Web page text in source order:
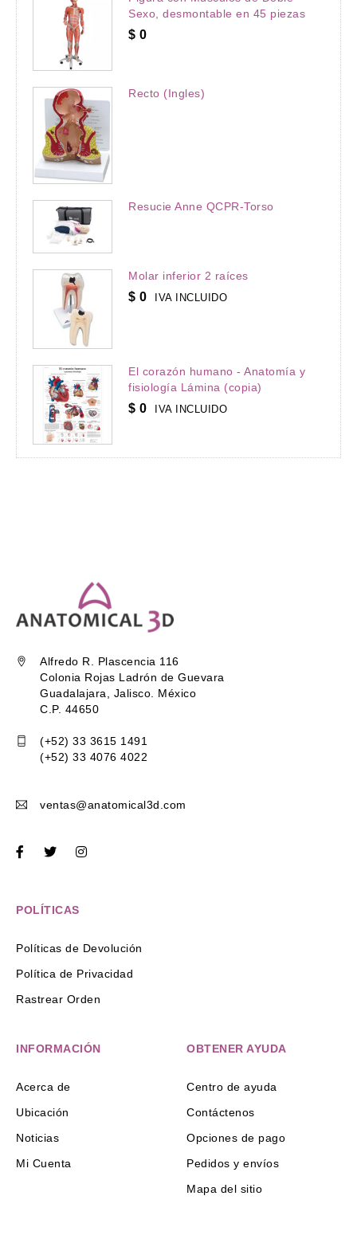
Sexo, desmontable en 45 piezas
$ 0
Recto (Ingles)
Resucie Anne QCPR-Torso
Molar inferior 2 raíces
$ 0 IVA INCLUIDO
El corazón humano - Anatomía y
fisiología Lámina (copia)
$ 0 IVA INCLUIDO
Alfredo R. Plascencia 116
Colonia Rojas Ladrón de Guevara
Guadalajara, Jalisco. México
C.P. 44650
(+52) 33 3615 1491
(+52) 33 4076 4022
ventas@anatomical3d.com
POLÍTICAS
Políticas de Devolución
Política de Privacidad
Rastrear Orden
INFORMACIÓN
Acerca de
Ubicación
Noticias
Mi Cuenta
OBTENER AYUDA
Centro de ayuda
Contáctenos
Opciones de pago
Pedidos y envíos
Mapa del sitio